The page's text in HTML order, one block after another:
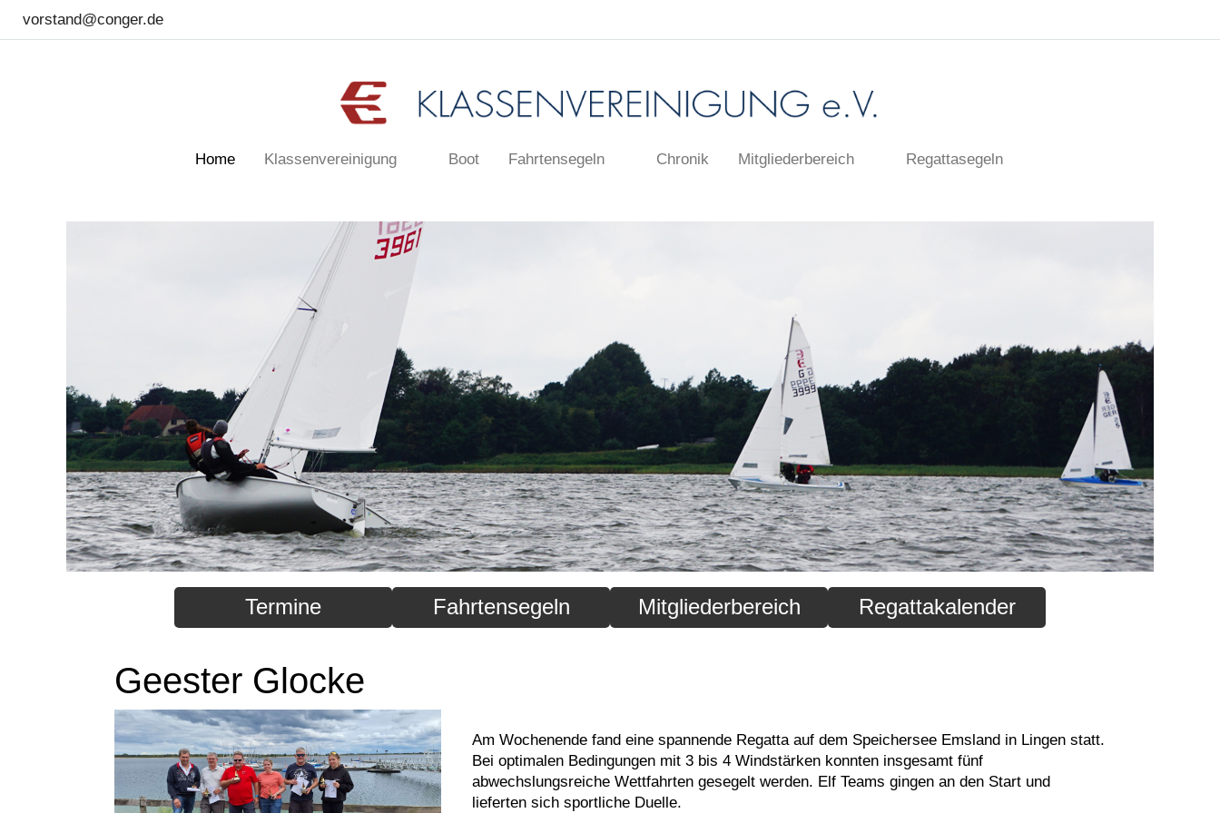
vorstand@conger.de
Home Klassenvereinigung Boot Fahrtensegeln Chronik Mitgliederbereich Regattasegeln
Termine Fahrtensegeln Mitgliederbereich Regattakalender
Geester Glocke
Am Wochenende fand eine spannende Regatta auf dem Speichersee Emsland in Lingen statt.
Bei optimalen Bedingungen mit 3 bis 4 Windstärken konnten insgesamt fünf
abwechslungsreiche Wettfahrten gesegelt werden. Elf Teams gingen an den Start und
lieferten sich sportliche Duelle.